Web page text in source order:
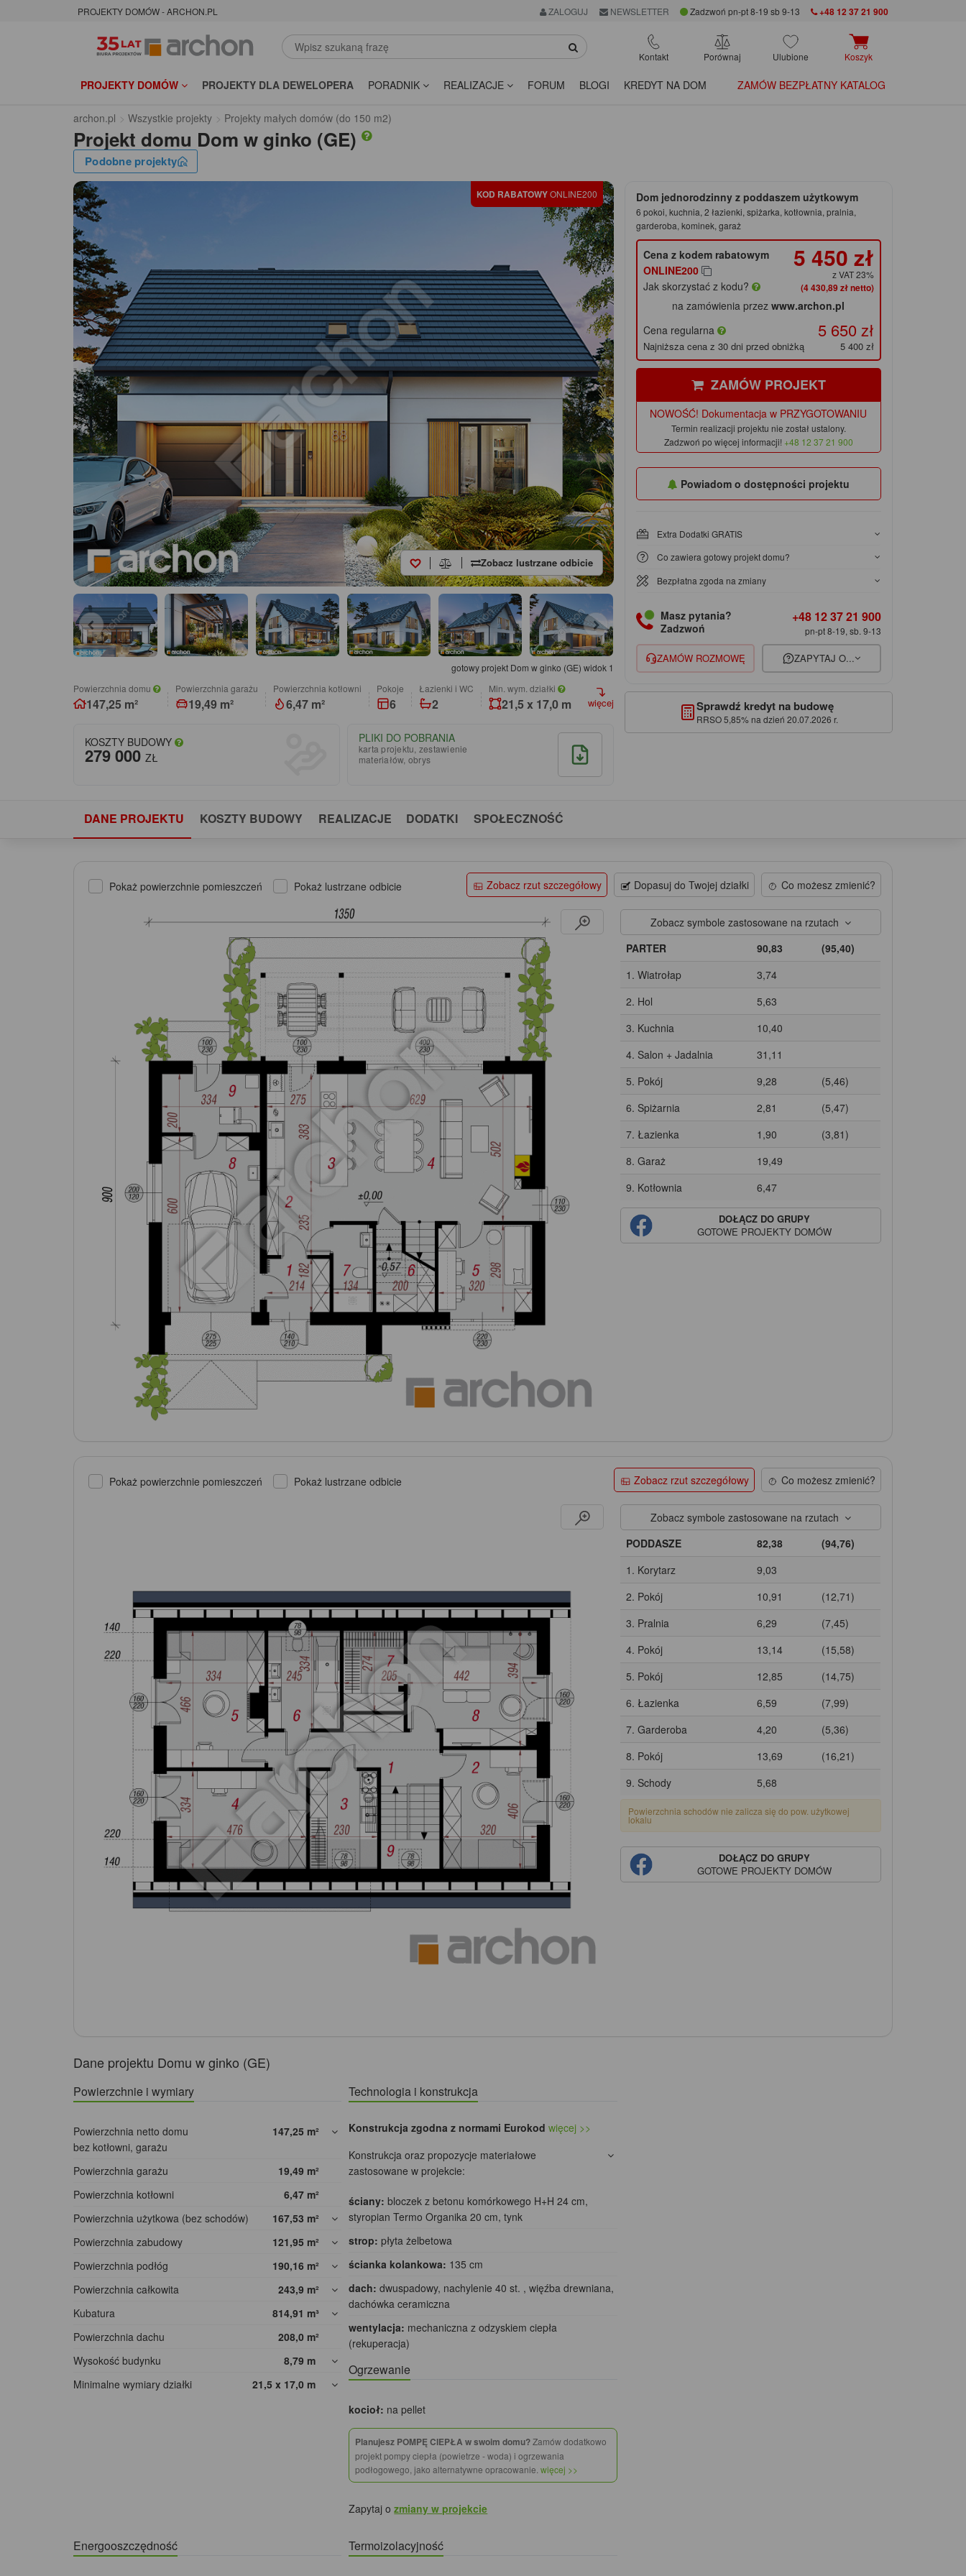
PROJEKTY DOMÓW - ARCHON.PL ZALOGUJ NEWSLETTER Zadzwoń pn-pt 8-19 sb 9-13 +48 12 37 21 900
Kontakt Porównaj Ulubione Koszyk
PROJEKTY DOMÓW PROJEKTY DLA DEWELOPERA PORADNIK REALIZACJE FORUM BLOGI KREDYT NA DOM ZAMÓW BEZPŁATNY KATALOG
archon.pl Wszystkie projekty Projekty małych domów (do 150 m2)
Projekt domu Dom w ginko (GE)
Podobne projekty
KOD RABATOWYONLINE200
Zobacz lustrzane odbicie
gotowy projekt Dom w ginko (GE) widok 1
Powierzchnia domu
147,25 m²
Powierzchnia garażu
19,49 m²
Powierzchnia kotłowni
6,47 m²
pokoje
6
łazienki i WC
2
Min. wym. działki
21,5 x 17,0 m więcej
KOSZTY BUDOWY
279 000 ZŁ
PLIKI DO POBRANIA
karta projektu, zestawienie
materiałów, obrys
Dom jednorodzinny z poddaszem użytkowym
6 pokoi, kuchnia, 2 łazienki, spiżarka, kotłownia, pralnia,
garderoba, kominek, garaż
Cena z kodem rabatowym
ONLINE200
Jak skorzystać z kodu?
5 450 zł
z VAT 23%
(4 430,89 zł netto)
na zamówienia przezwww.archon.pl
Cena regularna
5 650 zł
Najniższa cena z 30 dni przed obniżką 5 400 zł
ZAMÓW PROJEKT
NOWOŚĆ! Dokumentacja w PRZYGOTOWANIU
Termin realizacji projektu nie został ustalony.
Zadzwoń po więcej informacji! +48 12 37 21 900
Powiadom o dostępności projektu
Extra Dodatki GRATIS
Co zawiera gotowy projekt domu?
Bezpłatna zgoda na zmiany
Masz pytania?
Zadzwoń
+48 12 37 21 900
pn-pt 8-19, sb. 9-13
ZAMÓW ROZMOWĘ ZAPYTAJ O...
Sprawdź kredyt na budowę
RRSO 5,85% na dzień 20.07.2026 r.
DANE PROJEKTU KOSZTY BUDOWY REALIZACJE DODATKI SPOŁECZNOŚĆ
Pokaż powierzchnie pomieszczeń Pokaż lustrzane odbicie Zobacz rzut szczegółowy Dopasuj do Twojej działki Co możesz zmienić?
Zobacz symbole zastosowane na rzutach
PARTER
90,83
(95,40)
1. Wiatrołap
3,74
2. Hol
5,63
3. Kuchnia
10,40
4. Salon + Jadalnia
31,11
5. Pokój
9,28
(5,46)
6. Spiżarnia
2,81
(5,47)
7. Łazienka
1,90
(3,81)
8. Garaż
19,49
9. Kotłownia
6,47
DOŁĄCZ DO GRUPY
GOTOWE PROJEKTY DOMÓW
Pokaż powierzchnie pomieszczeń Pokaż lustrzane odbicie Zobacz rzut szczegółowy Co możesz zmienić?
Zobacz symbole zastosowane na rzutach
PODDASZE
82,38
(94,76)
1. Korytarz
9,03
2. Pokój
10,91
(12,71)
3. Pralnia
6,29
(7,45)
4. Pokój
13,14
(15,58)
5. Pokój
12,85
(14,75)
6. Łazienka
6,59
(7,99)
7. Garderoba
4,20
(5,36)
8. Pokój
13,69
(16,21)
9. Schody
5,68
Powierzchnia schodów nie zalicza się do pow. użytkowej
lokalu
DOŁĄCZ DO GRUPY
GOTOWE PROJEKTY DOMÓW
Dane projektu Domu w ginko (GE)
Powierzchnie i wymiary
Powierzchnia netto domu
bez kotłowni, garażu
147,25 m²
Powierzchnia garażu 19,49 m²
Powierzchnia kotłowni
6,47 m²
Powierzchnia użytkowa (bez schodów)
167,53 m²
Powierzchnia zabudowy
121,95 m²
Powierzchnia podłóg
190,16 m²
Powierzchnia całkowita
243,9 m²
Kubatura
814,91 m³
Powierzchnia dachu
208,0 m²
Wysokość budynku
8,79 m
Minimalne wymiary działki
21,5 x 17,0 m
Technologia i konstrukcja
Konstrukcja zgodna z normami Eurokod więcej >>
Konstrukcja oraz propozycje materiałowe
zastosowane w projekcie:
ściany: bloczek z betonu komórkowego H+H 24 cm,
styropian Termo Organika 20 cm, tynk
strop: płyta żelbetowa
ścianka kolankowa: 135 cm
dach: dwuspadowy, nachylenie 40 st. , więźba drewniana,
dachówka ceramiczna
wentylacja: mechaniczna z odzyskiem ciepła
(rekuperacja)
Ogrzewanie
kocioł: na pellet
Planujesz POMPĘ CIEPŁA w swoim domu?Zamów dodatkowo
projekt pompy ciepła (powietrze - woda) i ogrzewania
podłogowego, jako alternatywne opracowanie.więcej >>
Zapytaj ozmiany w projekcie
Energooszczędność Termoizolacyjność